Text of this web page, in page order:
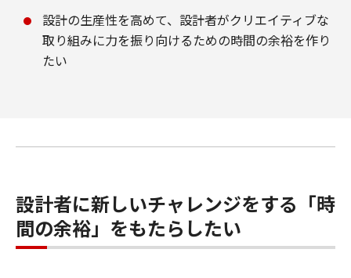
設計の生産性を高めて、設計者がクリエイティブな
取り組みに力を振り向けるための時間の余裕を作り
たい
設計者に新しいチャレンジをする「時
間の余裕」をもたらしたい